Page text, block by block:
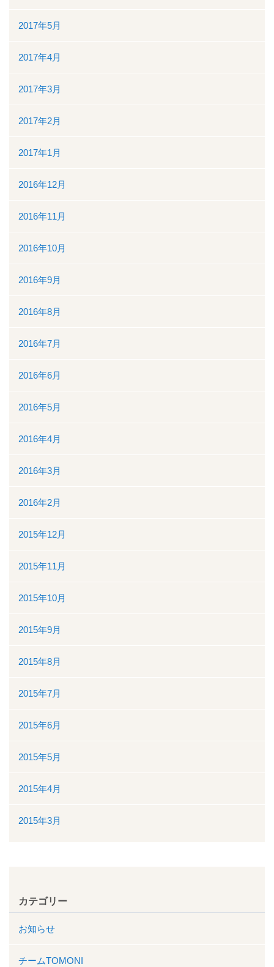
2017年5月
2017年4月
2017年3月
2017年2月
2017年1月
2016年12月
2016年11月
2016年10月
2016年9月
2016年8月
2016年7月
2016年6月
2016年5月
2016年4月
2016年3月
2016年2月
2015年12月
2015年11月
2015年10月
2015年9月
2015年8月
2015年7月
2015年6月
2015年5月
2015年4月
2015年3月
カテゴリー
お知らせ
チームTOMONI